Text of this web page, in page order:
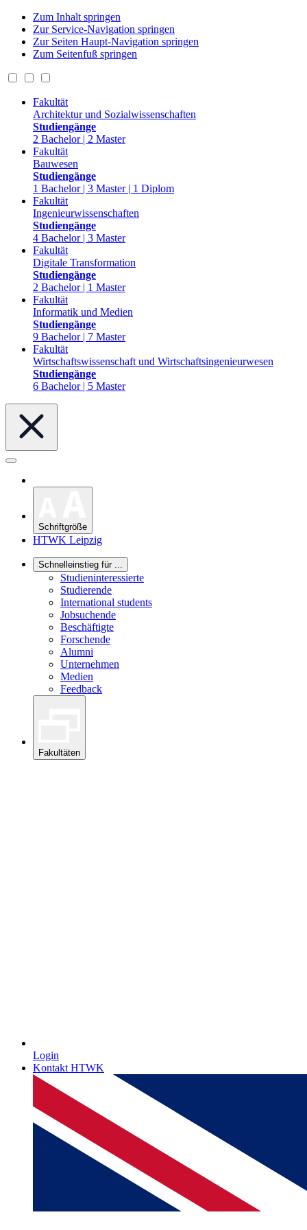
Zum Inhalt springen
Zur Service-Navigation springen
Zur Seiten Haupt-Navigation springen
Zum Seitenfuß springen
Fakultät
Architektur und Sozialwissenschaften
Studiengänge
2 Bachelor | 2 Master
Fakultät
Bauwesen
Studiengänge
1 Bachelor | 3 Master | 1 Diplom
Fakultät
Ingenieurwissenschaften
Studiengänge
4 Bachelor | 3 Master
Fakultät
Digitale Transformation
Studiengänge
2 Bachelor | 1 Master
Fakultät
Informatik und Medien
Studiengänge
9 Bachelor | 7 Master
Fakultät
Wirtschaftswissenschaft und Wirtschaftsingenieurwesen
Studiengänge
6 Bachelor | 5 Master
Schriftgröße
HTWK Leipzig
Schnelleinstieg für ...
Studieninteressierte
Studierende
International students
Jobsuchende
Beschäftigte
Forschende
Alumni
Unternehmen
Medien
Feedback
Fakultäten
Login
Kontakt HTWK